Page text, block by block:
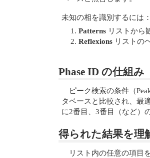
未知の相を識別するには：
Patterns リストから
Reflexions リストの
Phase ID の仕組み
ピーク検索の条件（
タベースと比較され、最
に2番目、3番目（など）
得られた結果を理
リスト内の任意の項目